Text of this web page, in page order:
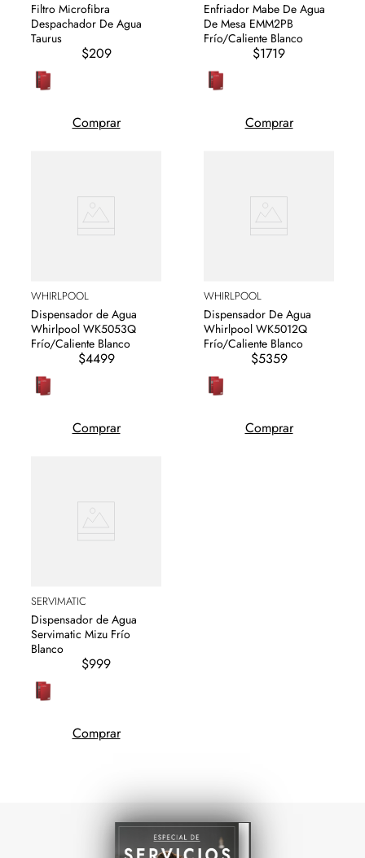
Filtro Microfibra
Despachador De Agua
Taurus
$209
Comprar
Enfriador Mabe De Agua
De Mesa EMM2PB
Frío/Caliente Blanco
$1719
Comprar
WHIRLPOOL
Dispensador de Agua
Whirlpool WK5053Q
Frío/Caliente Blanco
$4499
Comprar
WHIRLPOOL
Dispensador De Agua
Whirlpool WK5012Q
Frío/Caliente Blanco
$5359
Comprar
SERVIMATIC
Dispensador de Agua
Servimatic Mizu Frío
Blanco
$999
Comprar